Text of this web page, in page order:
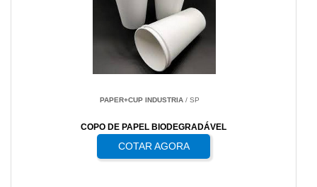
PAPER+CUP INDUSTRIA / SP
COPO DE PAPEL BIODEGRADÁVEL
COTAR AGORA